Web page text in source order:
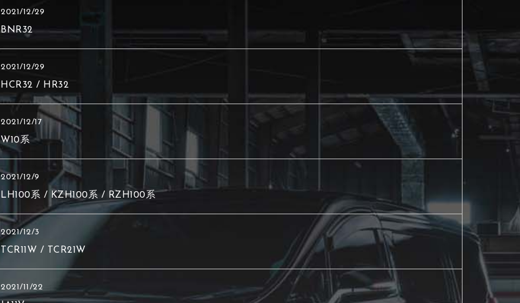
2021/12/29
BNR32
2021/12/29
HCR32 / HR32
2021/12/17
W10系
2021/12/9
LH100系 / KZH100系 / RZH100系
2021/12/3
TCR11W / TCR21W
2021/11/22